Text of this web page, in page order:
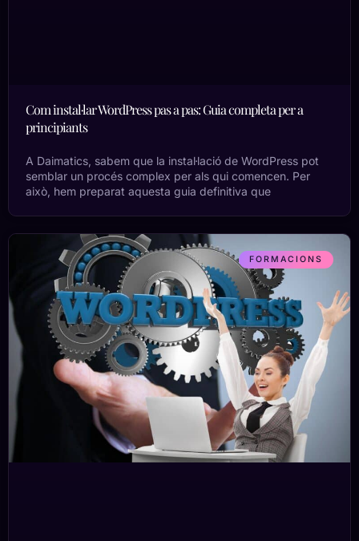
Com instal·lar WordPress pas a pas: Guia completa per a
principiants
A Daimatics, sabem que la instal·lació de WordPress pot
semblar un procés complex per als qui comencen. Per
això, hem preparat aquesta guia definitiva que
FORMACIONS